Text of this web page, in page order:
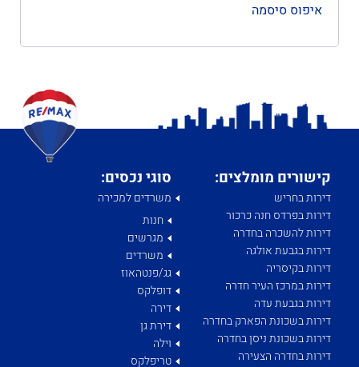
איפוס סיסמה
קישורים מומלצים:
דירות בחריש
דירות בפרדס חנה כרכור
דירות להשכרה בחדרה
דירות בגבעת אולגה
דירות בקיסריה
דירות במרכז העיר חדרה
דירות בגבעת עדה
דירות בשכונת הפארק בחדרה
דירות בשכונת ניסן בחדרה
דירות בחדרה הצעירה
סוגי נכסים:
משרדים למכירה
חנות
מגרשים
משרדים
גג/פנטהאוז
דופלקס
דירה
דירת גן
וילה
טריפלקס